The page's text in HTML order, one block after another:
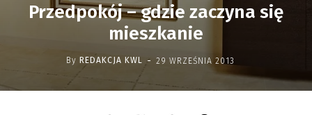
Przedpokój – gdzie zaczyna się
mieszkanie
By REDAKCJA KWL - 29 WRZEŚNIA 2013